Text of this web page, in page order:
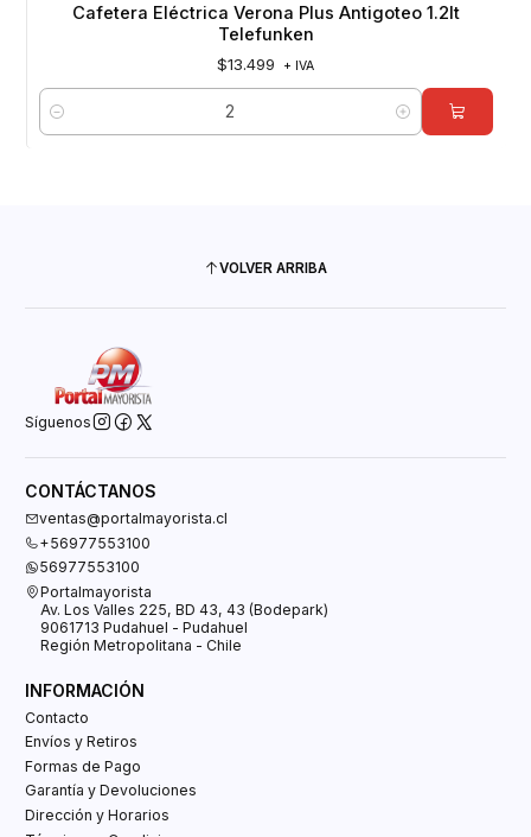
Cafetera Eléctrica Verona Plus Antigoteo 1.2lt
Telefunken
$13.499 + IVA
Cantidad
VOLVER ARRIBA
Síguenos
CONTÁCTANOS
ventas@portalmayorista.cl
+56977553100
56977553100
Portalmayorista
Av. Los Valles 225, BD 43, 43 (Bodepark)
9061713 Pudahuel - Pudahuel
Región Metropolitana - Chile
INFORMACIÓN
Contacto
Envíos y Retiros
Formas de Pago
Garantía y Devoluciones
Dirección y Horarios